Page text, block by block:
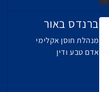
ברנדס באור
מנהלת חוסן אקלימי
אדם טבע ודין